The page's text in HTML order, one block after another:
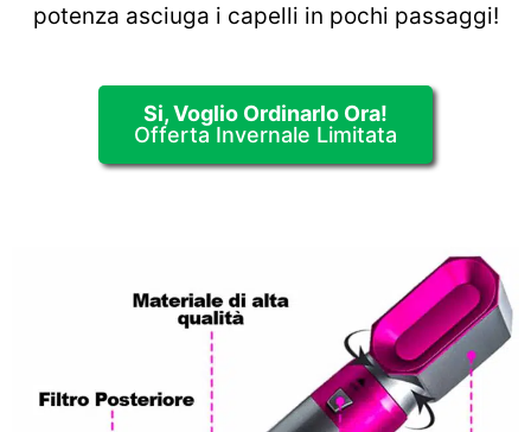
potenza asciuga i capelli in pochi passaggi!
Si, Voglio Ordinarlo Ora!
Offerta Invernale Limitata